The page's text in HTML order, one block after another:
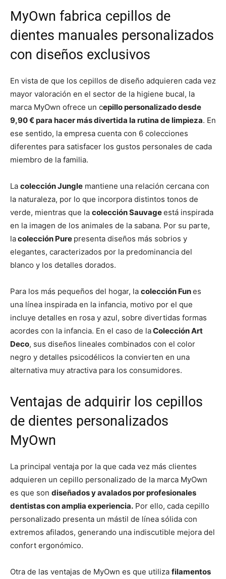
MyOwn fabrica cepillos de
dientes manuales personalizados
con diseños exclusivos
En vista de que los cepillos de diseño adquieren cada vez
mayor valoración en el sector de la higiene bucal, la
marca MyOwn ofrece un cepillo personalizado desde
9,90 € para hacer más divertida la rutina de limpieza. En
ese sentido, la empresa cuenta con 6 colecciones
diferentes para satisfacer los gustos personales de cada
miembro de la familia.
La colección Jungle mantiene una relación cercana con
la naturaleza, por lo que incorpora distintos tonos de
verde, mientras que la colección Sauvageestá inspirada
en la imagen de los animales de la sabana. Por su parte,
lacolección Pure presenta diseños más sobrios y
elegantes, caracterizados por la predominancia del
blanco y los detalles dorados.
Para los más pequeños del hogar, la colección Funes
una línea inspirada en la infancia, motivo por el que
incluye detalles en rosa y azul, sobre divertidas formas
acordes con la infancia. En el caso de laColección Art
Deco, sus diseños lineales combinados con el color
negro y detalles psicodélicos la convierten en una
alternativa muy atractiva para los consumidores.
Ventajas de adquirir los cepillos
de dientes personalizados
MyOwn
La principal ventaja por la que cada vez más clientes
adquieren un cepillo personalizado de la marca MyOwn
es que son diseñados y avalados por profesionales
dentistas con amplia experiencia. Por ello, cada cepillo
personalizado presenta un mástil de línea sólida con
extremos afilados, generando una indiscutible mejora del
confort ergonómico.
Otra de las ventajas de MyOwn es que utiliza filamentos